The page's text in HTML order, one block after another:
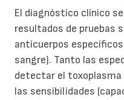
El diagnóstico clínico
resultados de pruebas
anticuerpos
sangre). Tanto las
detectar el
las sensibilidades